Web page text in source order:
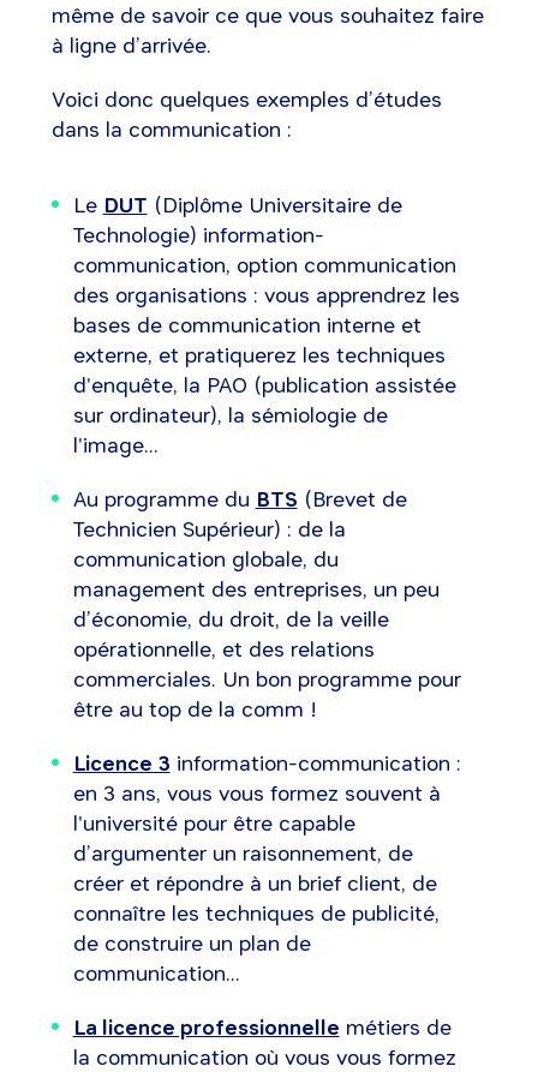
même de savoir ce que vous souhaitez faire
à ligne d’arrivée.
Voici donc quelques exemples d’études
dans la communication :
Le DUT (Diplôme Universitaire de
Technologie) information-
communication, option communication
des organisations : vous apprendrez les
bases de communication interne et
externe, et pratiquerez les techniques
d'enquête, la PAO (publication assistée
sur ordinateur), la sémiologie de
l'image...
Au programme du BTS (Brevet de
Technicien Supérieur) : de la
communication globale, du
management des entreprises, un peu
d’économie, du droit, de la veille
opérationnelle, et des relations
commerciales. Un bon programme pour
être au top de la comm !
Licence 3 information-communication :
en 3 ans, vous vous formez souvent à
l'université pour être capable
d’argumenter un raisonnement, de
créer et répondre à un brief client, de
connaître les techniques de publicité,
de construire un plan de
communication...
La licence professionnelle métiers de
la communication où vous vous formez